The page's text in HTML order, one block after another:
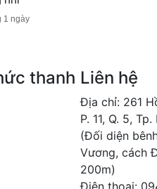
1 ngày
thanh Liên hệ
Địa chỉ: 261
P. 11, Q. 5,
(Đối diện
Vương, cách
200m)
Điện thoại: